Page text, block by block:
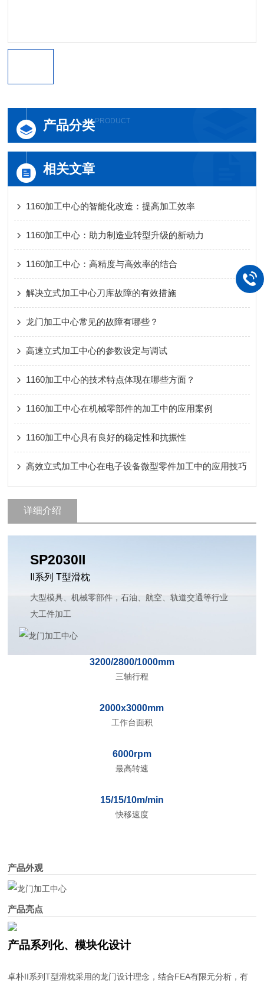
产品分类PRODUCT
相关文章
1160加工中心的智能化改造：提高加工效率
1160加工中心：助力制造业转型升级的新动力
1160加工中心：高精度与高效率的结合
解决立式加工中心刀库故障的有效措施
龙门加工中心常见的故障有哪些？
高速立式加工中心的参数设定与调试
1160加工中心的技术特点体现在哪些方面？
1160加工中心在机械零部件的加工中的应用案例
1160加工中心具有良好的稳定性和抗振性
高效立式加工中心在电子设备微型零件加工中的应用技巧
详细介绍
SP2030II
II系列 T型滑枕
大型模具、机械零部件，石油、航空、轨道交通等行业
大工件加工
3200/2800/1000mm
三轴行程
2000x3000mm
工作台面积
6000rpm
最高转速
15/15/10m/min
快移速度
产品外观
产品亮点
产品系列化、模块化设计
卓朴II系列T型滑枕采用的龙门设计理念，结合FEA有限元分析，有